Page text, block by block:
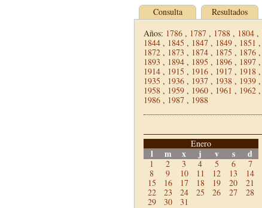
Consulta Resultados
Años: 1786 , 1787 , 1788 , 1804 ,
1844 , 1845 , 1847 , 1849 , 1851 ,
1872 , 1873 , 1874 , 1875 , 1876 ,
1893 , 1894 , 1895 , 1896 , 1897 ,
1914 , 1915 , 1916 , 1917 , 1918 ,
1935 , 1936 , 1937 , 1938 , 1939 ,
1958 , 1959 , 1960 , 1961 , 1962 ,
1986 , 1987 , 1988
Enero
l m x j v s d
1 2 3 4 5 6
7
8
9 10 11 12 13
14
15
16 17 18 19 20
21
22
23 24 25 26 27
28
29
30 31